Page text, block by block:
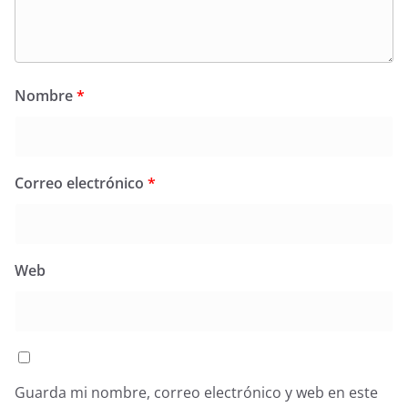
Nombre*
Correo electrónico *
Web
Guarda mi nombre, correo electrónico y web en este